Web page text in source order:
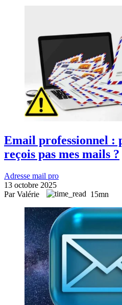
Email professionnel :
reçois pas mes mails ?
Adresse mail pro
13 octobre 2025
Par Valérie
15mn